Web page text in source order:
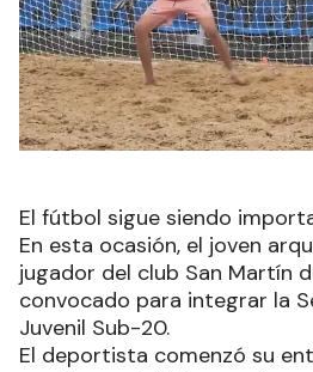
El fútbol sigue siendo
En esta ocasión, el joven
jugador del club San Martín
convocado para integrar la
Juvenil Sub-20.
El deportista comenzó su